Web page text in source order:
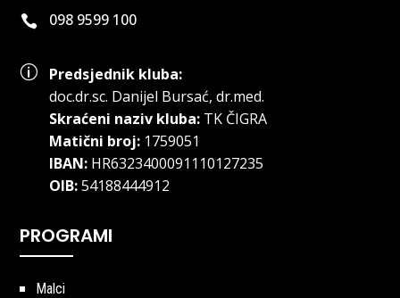
 098 9599 100
p
Predsjednik kluba:
doc.dr.sc. Danijel Bursać, dr.med.
Skraćeni naziv kluba:TK ČIGRA
Matični broj:1759051
IBAN:HR6323400091110127235
OIB:54188444912
PROGRAMI
Malci